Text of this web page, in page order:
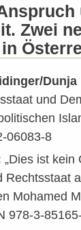
Zwei
Dunja
und
06083-8
„Dies ist kein
Rechtsstaat
Mohamed
978-3-